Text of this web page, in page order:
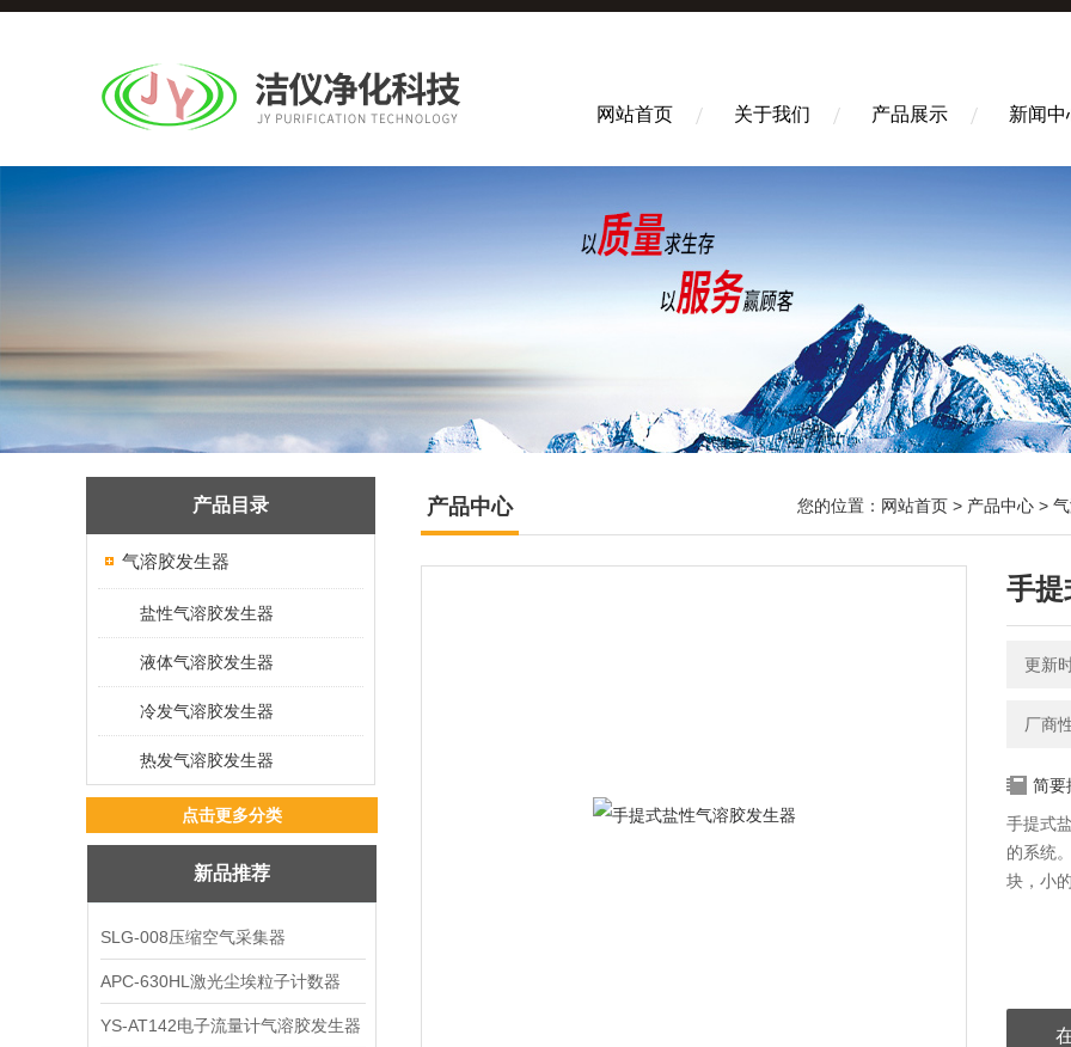
网站首页 关于我们 产品展示 新闻中
产品目录
气溶胶发生器
盐性气溶胶发生器
液体气溶胶发生器
冷发气溶胶发生器
热发气溶胶发生器
点击更多分类
新品推荐
SLG-008压缩空气采集器
APC-630HL激光尘埃粒子计数器
YS-AT142电子流量计气溶胶发生器
产品中心 您的位置： 网站首页 > 产品中心 >
手提
更新
厂商
简要
手提式
的系统
块，小